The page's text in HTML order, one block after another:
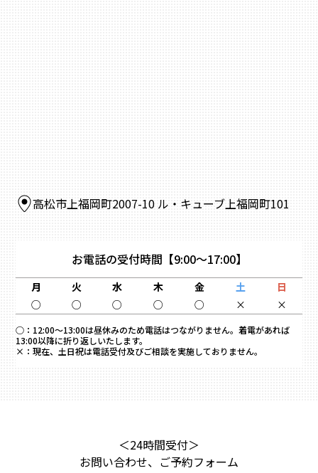
高松市上福岡町2007-10 ル・キューブ上福岡町101
お電話の受付時間 【9:00～17:00】
月 火 水 木 金 土
日
○
○ ○ ○ ○ × ×
○： 12:00～13:00は昼休みのため電話はつながりません。着電があれば
13:00以降に折り返しいたします。
×： 現在、土日祝は電話受付及びご相談を実施しておりません。
＜24時間受付＞
お問い合わせ、ご予約フォーム